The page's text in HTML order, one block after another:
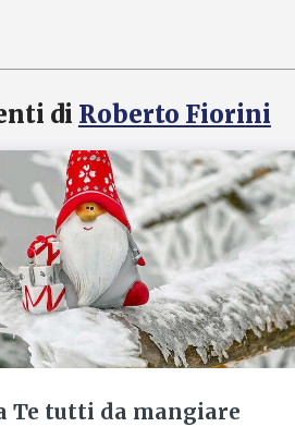
di Roberto Fiorini
Te tutti da mangiare